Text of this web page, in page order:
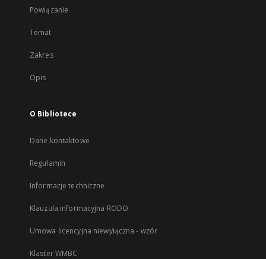
Powiązanie
Temat
Zakres
Opis
O Bibliotece
Dane kontaktowe
Regulamin
Informacje techniczne
Klauzula informacyjna RODO
Umowa licencyjna niewyłączna - wzór
Klaster WMBC